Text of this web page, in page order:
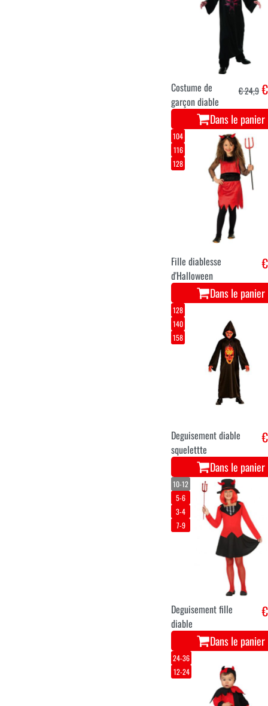
Costume de
garçon diable
€ 24,9
Dans le panier
104
116
128
Fille diablesse
d'Halloween
Dans le panier
128
140
158
Deguisement diable
squelettte
Dans le panier
10-12
5-6
3-4
7-9
Deguisement fille
diable
Dans le panier
24-36
12-24